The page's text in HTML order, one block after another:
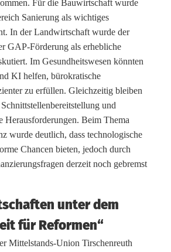
Für die Bauwirtschaft wurde
Sanierung als wichtiges
In der Landwirtschaft wurde der
GAP-Förderung als erhebliche
Im Gesundheitswesen könnten
KI helfen, bürokratische
zu erfüllen. Gleichzeitig bleiben
und
Herausforderungen. Beim Thema
wurde deutlich, dass technologische
Chancen bieten, jedoch durch
derzeit noch gebremst
unter dem
für Reformen“
Mittelstands-Union Tirschenreuth